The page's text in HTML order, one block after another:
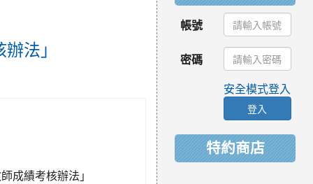
法」
成績考核辦法」
帳號
密碼
安全模式登入
登入
特約商店